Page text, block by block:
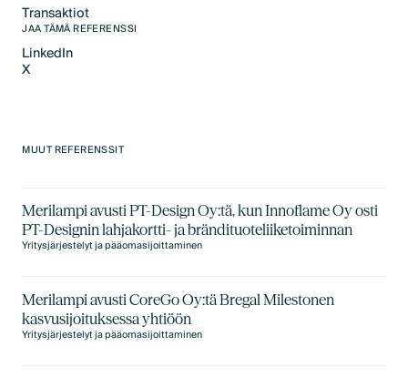
Transaktiot
Text Link
JAA TÄMÄ REFERENSSI
LinkedIn
LinkedIn
X
MUUT REFERENSSIT
Merilampi avusti PT-Design Oy:tä, kun Innoflame Oy osti
PT-Designin lahjakortti- ja brändituoteliiketoiminnan
Yritysjärjestelyt ja pääomasijoittaminen
Merilampi avusti CoreGo Oy:tä Bregal Milestonen
kasvusijoituksessa yhtiöön
Yritysjärjestelyt ja pääomasijoittaminen